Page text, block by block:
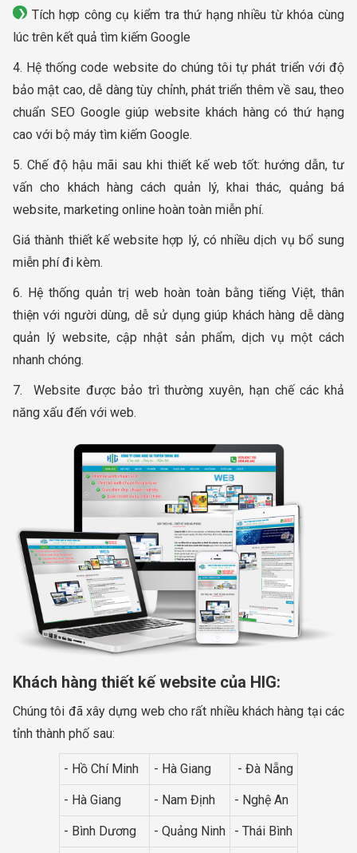
Tích hợp công cụ kiểm tra thứ hạng nhiều từ khóa cùng
lúc trên kết quả tìm kiếm Google
4. Hệ thống code website do chúng tôi tự phát triển với độ
bảo mật cao, dễ dàng tùy chỉnh, phát triển thêm về sau, theo
chuẩn SEO Google giúp website khách hàng có thứ hạng
cao với bộ máy tìm kiếm Google.
5. Chế độ hậu mãi sau khi thiết kế web tốt: hướng dẫn, tư
vấn cho khách hàng cách quản lý, khai thác, quảng bá
website, marketing online hoàn toàn miễn phí.
Giá thành thiết kế website hợp lý, có nhiều dịch vụ bổ sung
miễn phí đi kèm.
6. Hệ thống quản trị web hoàn toàn bằng tiếng Việt, thân
thiện với người dùng, dễ sử dụng giúp khách hàng dễ dàng
quản lý website, cập nhật sản phẩm, dịch vụ một cách
nhanh chóng.
7. Website được bảo trì thường xuyên, hạn chế các khả
năng xấu đến với web.
Khách hàng thiết kế website của HIG:
Chúng tôi đã xây dựng web cho rất nhiều khách hàng tại các
tỉnh thành phố sau:
- Hồ Chí Minh - Hà Giang - Đà Nẵng
- Hà Giang - Nam Định - Nghệ An
- Bình Dương - Quảng Ninh - Thái Bình